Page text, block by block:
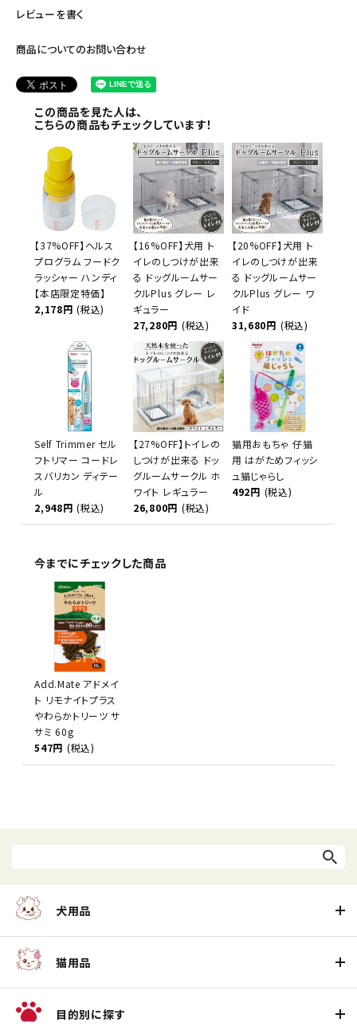
レビューを書く
商品についてのお問い合わせ
この商品を見た人は、
こちらの商品もチェックしています！
【37%OFF】ヘルス
プログラム フードク
ラッシャー ハンディ
【本店限定特価】
2,178円 (税込)
【16%OFF】犬用 ト
イレのしつけが出来
る ドッグルームサー
クルPlus グレー レ
ギュラー
27,280円 (税込)
【20%OFF】犬用 ト
イレのしつけが出来
る ドッグルームサー
クルPlus グレー ワ
イド
31,680円 (税込)
Self Trimmer セル
フトリマー コードレ
スバリカン ディテー
ル
2,948円 (税込)
【27%OFF】トイレの
しつけが出来る ドッ
グルームサークル ホ
ワイト レギュラー
26,800円 (税込)
猫用おもちゃ 仔猫
用 はがためフィッシ
ュ猫じゃらし
492円 (税込)
今までにチェックした商品
Add.Mate アドメイ
ト リモナイトプラス
やわらかトリーツ サ
サミ 60g
547円 (税込)
犬用品
猫用品
目的別に探す